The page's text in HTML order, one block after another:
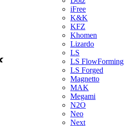
iFree
K&K
KFZ
Khomen
Lizardo
LS
LS FlowForming
LS Forged
Magnetto
MAK
Megami
N2O
Neo
Next